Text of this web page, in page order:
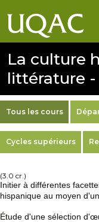
La culture
littérature -
Tous les cours
Cycles supérieurs
(3.0 cr.)
Initier à différentes
hispanique au moyen
Étude d'une sélection